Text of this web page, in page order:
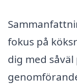
fokus på
dig med